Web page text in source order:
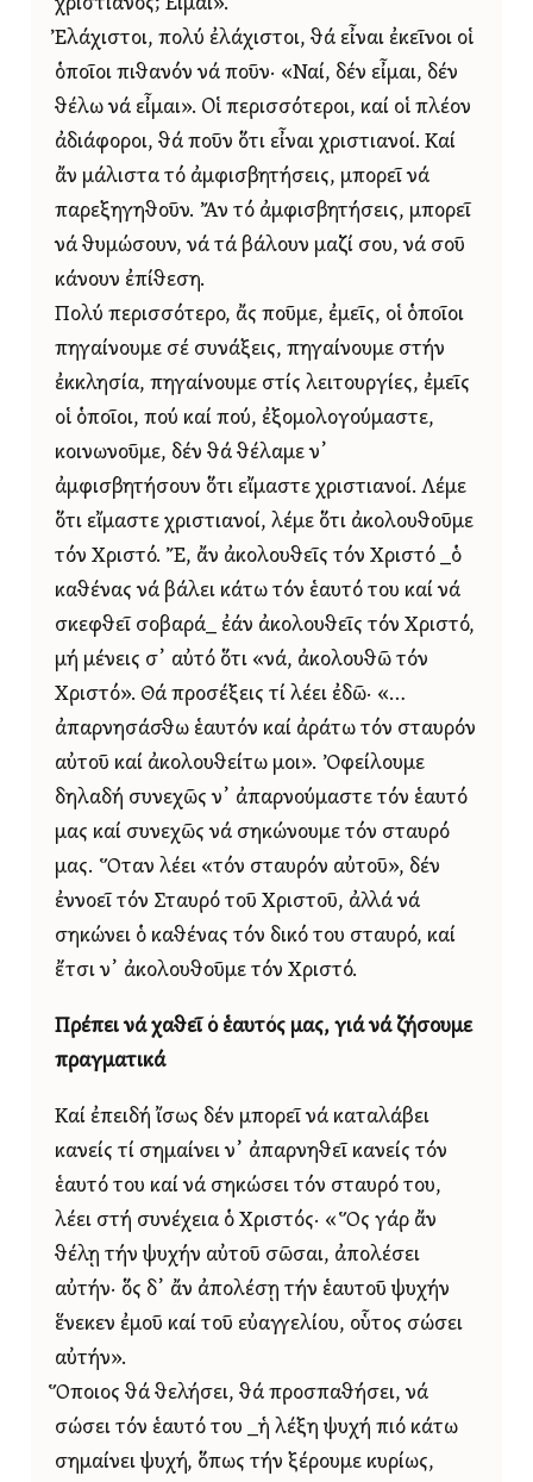
χριστιανός; Εἶμαι».
Ἐλάχιστοι, πολύ ἐλάχιστοι, θά εἶναι ἐκεῖνοι οἱ
ὁποῖοι πιθανόν νά ποῦν· «Ναί, δέν εἶμαι, δέν
θέλω νά εἶμαι». Οἱ περισσότεροι, καί οἱ πλέον
ἀδιάφοροι, θά ποῦν ὅτι εἶναι χριστιανοί. Καί
ἄν μάλιστα τό ἀμφισβητήσεις, μπορεῖ νά
παρεξηγηθοῦν. Ἄν τό ἀμφισβητήσεις, μπορεῖ
νά θυμώσουν, νά τά βάλουν μαζί σου, νά σοῦ
κάνουν ἐπίθεση.
Πολύ περισσότερο, ἄς ποῦμε, ἐμεῖς, οἱ ὁποῖοι
πηγαίνουμε σέ συνάξεις, πηγαίνουμε στήν
ἐκκλησία, πηγαίνουμε στίς λειτουργίες, ἐμεῖς
οἱ ὁποῖοι, πού καί πού, ἐξομολογούμαστε,
κοινωνοῦμε, δέν θά θέλαμε ν᾿
ἀμφισβητήσουν ὅτι εἴμαστε χριστιανοί. Λέμε
ὅτι εἴμαστε χριστιανοί, λέμε ὅτι ἀκολουθοῦμε
τόν Χριστό. Ἔ, ἄν ἀκολουθεῖς τόν Χριστό _ὁ
καθένας νά βάλει κάτω τόν ἑαυτό του καί νά
σκεφθεῖ σοβαρά_ ἐάν ἀκολουθεῖς τόν Χριστό,
μή μένεις σ᾿ αὐτό ὅτι «νά, ἀκολουθῶ τόν
Χριστό». Θά προσέξεις τί λέει ἐδῶ· «…
ἀπαρνησάσθω ἑαυτόν καί ἀράτω τόν σταυρόν
αὐτοῦ καί ἀκολουθείτω μοι». Ὀφείλουμε
δηλαδή συνεχῶς ν᾿ ἀπαρνούμαστε τόν ἑαυτό
μας καί συνεχῶς νά σηκώνουμε τόν σταυρό
μας. Ὅταν λέει «τόν σταυρόν αὐτοῦ», δέν
ἐννοεῖ τόν Σταυρό τοῦ Χριστοῦ, ἀλλά νά
σηκώνει ὁ καθένας τόν δικό του σταυρό, καί
ἔτσι ν᾿ ἀκολουθοῦμε τόν Χριστό.
Πρέπει νά χαθεῖ ὁ ἑαυτός μας, γιά νά ζήσουμε
πραγματικά
Καί ἐπειδή ἴσως δέν μπορεῖ νά καταλάβει
κανείς τί σημαίνει ν᾿ ἀπαρνηθεῖ κανείς τόν
ἑαυτό του καί νά σηκώσει τόν σταυρό του,
λέει στή συνέχεια ὁ Χριστός· «Ὅς γάρ ἄν
θέλῃ τήν ψυχήν αὐτοῦ σῶσαι, ἀπολέσει
αὐτήν· ὅς δ᾿ ἄν ἀπολέσῃ τήν ἑαυτοῦ ψυχήν
ἕνεκεν ἐμοῦ καί τοῦ εὐαγγελίου, οὗτος σώσει
αὐτήν».
Ὅποιος θά θελήσει, θά προσπαθήσει, νά
σώσει τόν ἑαυτό του _ἡ λέξη ψυχή πιό κάτω
σημαίνει ψυχή, ὅπως τήν ξέρουμε κυρίως,